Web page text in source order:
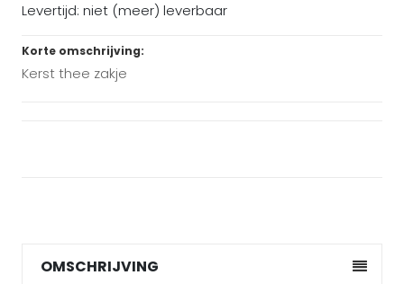
Levertijd: niet (meer) leverbaar
Korte omschrijving:
Kerst thee zakje
OMSCHRIJVING